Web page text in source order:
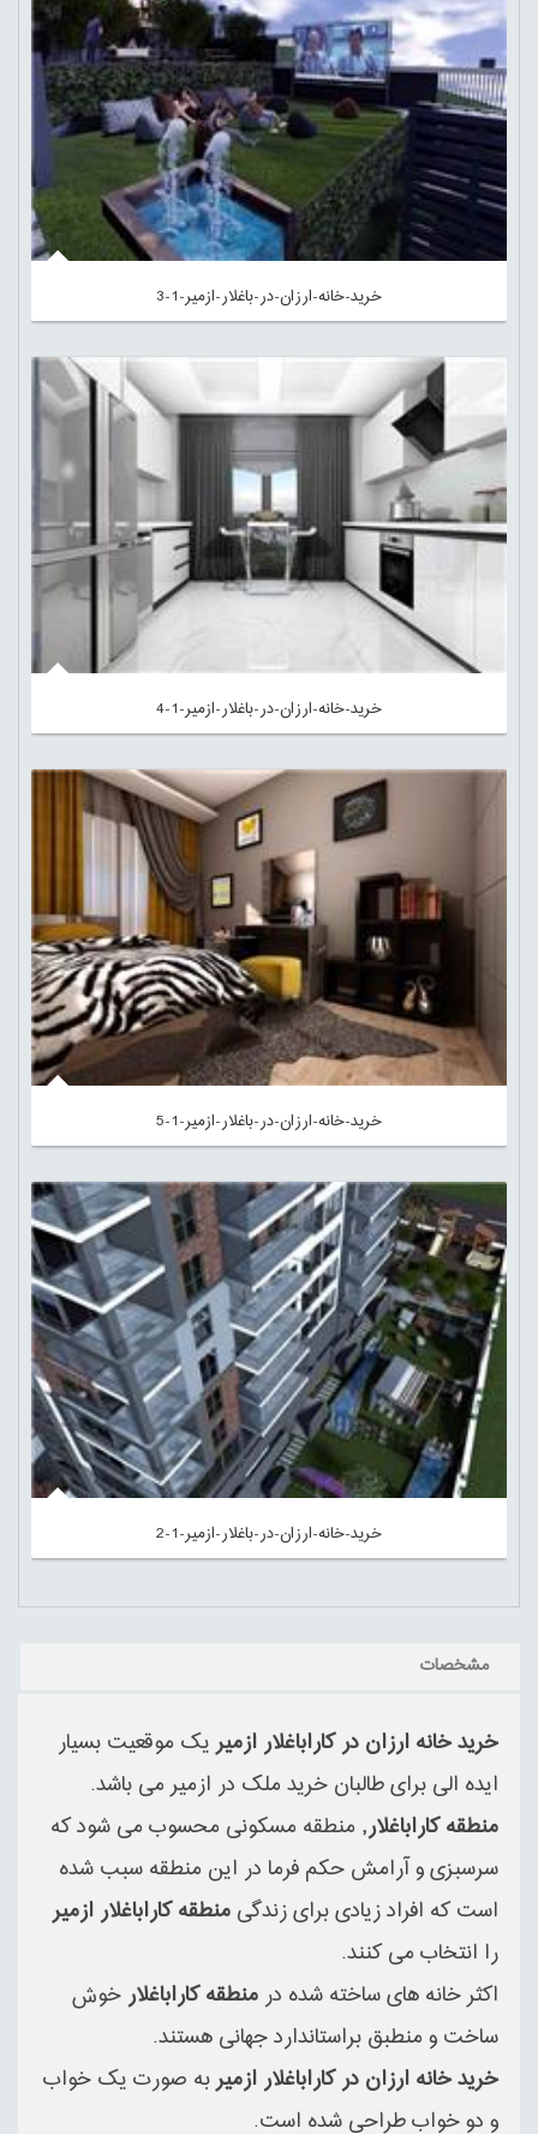
خرید-خانه-ارزان-در-باغلار-ازمیر-1-3
خرید-خانه-ارزان-در-باغلار-ازمیر-1-4
خرید-خانه-ارزان-در-باغلار-ازمیر-1-5
خرید-خانه-ارزان-در-باغلار-ازمیر-1-2
مشخصات
خرید خانه ارزان در کاراباغلار ازمیریک موقعیت بسیار
ایده الی برای طالبان خرید ملک در ازمیر می باشد.
منطقه کاراباغلار, منطقه مسکونی محسوب می شود که
سرسبزی و آرامش حکم فرما در این منطقه سبب شده
است که افراد زیادی برای زندگیمنطقه کاراباغلار ازمیر
را انتخاب می کنند.
اکثر خانه های ساخته شده درمنطقه کاراباغلارخوش
ساخت و منطبق براستاندارد جهانی هستند.
خرید خانه ارزان در کاراباغلار ازمیربه صورت یک خواب
و دو خواب طراحی شده است.